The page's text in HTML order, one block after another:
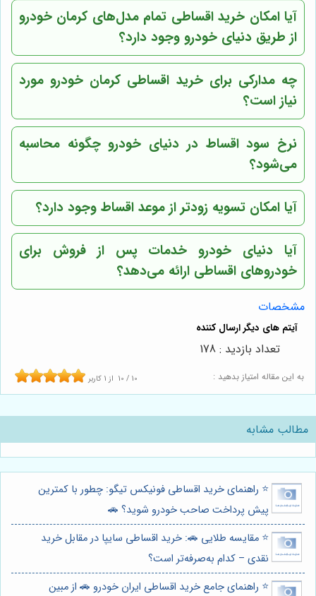
آیا امکان خرید اقساطی تمام مدل‌های کرمان خودرو
از طریق دنیای خودرو وجود دارد؟
چه مدارکی برای خرید اقساطی کرمان خودرو مورد
نیاز است؟
نرخ سود اقساط در دنیای خودرو چگونه محاسبه
می‌شود؟
آیا امکان تسویه زودتر از موعد اقساط وجود دارد؟
آیا دنیای خودرو خدمات پس از فروش برای
خودروهای اقساطی ارائه می‌دهد؟
مشخصات
به این مقاله امتیاز بدهید : 10 / 10 از 1 کاربر
تعداد بازدید : 178
مطالب مشابه
⭐️ راهنمای خرید اقساطی فونیکس تیگو: چطور با کمترین
پیش پرداخت صاحب خودرو شوید؟ 🚗
⭐️ مقایسه طلایی 🚗: خرید اقساطی سایپا در مقابل خرید
نقدی – کدام به‌صرفه‌تر است؟
⭐️ راهنمای جامع خرید اقساطی ایران خودرو 🚗 از مبین